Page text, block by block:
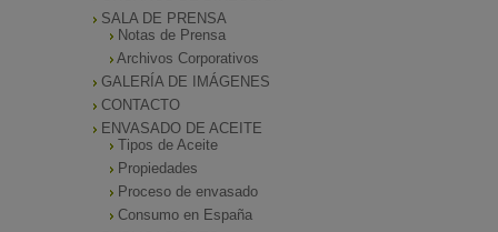
SALA DE PRENSA
Notas de Prensa
Archivos Corporativos
GALERÍA DE IMÁGENES
CONTACTO
ENVASADO DE ACEITE
Tipos de Aceite
Propiedades
Proceso de envasado
Consumo en España